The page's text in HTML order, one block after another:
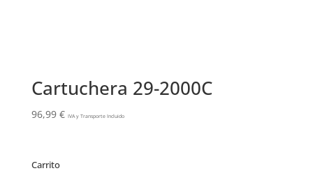
Cartuchera 29-2000C
96,99 € IVA y Transporte Incluido
Carrito